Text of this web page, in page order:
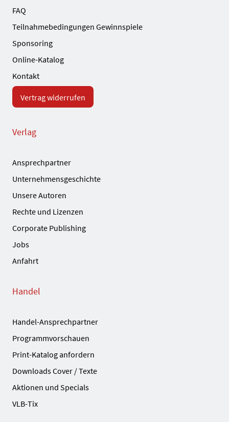
FAQ
Teilnahmebedingungen Gewinnspiele
Sponsoring
Online-Katalog
Kontakt
Vertrag widerrufen
Verlag
Ansprechpartner
Unternehmensgeschichte
Unsere Autoren
Rechte und Lizenzen
Corporate Publishing
Jobs
Anfahrt
Handel
Handel-Ansprechpartner
Programmvorschauen
Print-Katalog anfordern
Downloads Cover / Texte
Aktionen und Specials
VLB-Tix